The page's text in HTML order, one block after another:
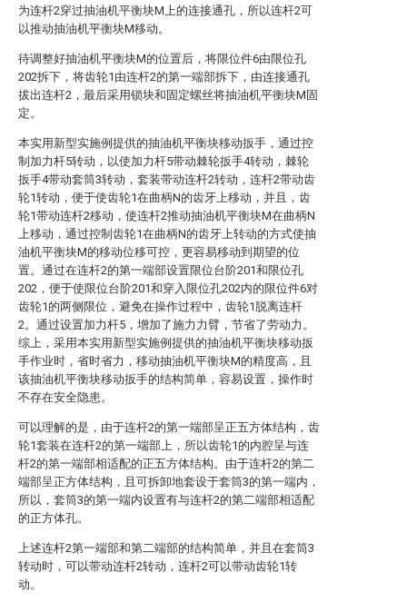
为连杆2穿过抽油机平衡块M上的连接通孔，所以连杆2可
以推动抽油机平衡块M移动。
待调整好抽油机平衡块M的位置后，将限位件6由限位孔
202拆下，将齿轮1由连杆2的第一端部拆下，由连接通孔
拔出连杆2，最后采用锁块和固定螺丝将抽油机平衡块M固
定。
本实用新型实施例提供的抽油机平衡块移动扳手，通过控
制加力杆5转动，以使加力杆5带动棘轮扳手4转动，棘轮
扳手4带动套筒3转动，套装带动连杆2转动，连杆2带动齿
轮1转动，便于使齿轮1在曲柄N的齿牙上移动，并且，齿
轮1带动连杆2移动，使连杆2推动抽油机平衡块M在曲柄N
上移动，通过控制齿轮1在曲柄N的齿牙上转动的方式使抽
油机平衡块M的移动位移可控，更容易移动到期望的位
置。通过在连杆2的第一端部设置限位台阶201和限位孔
202，便于使限位台阶201和穿入限位孔202内的限位件6对
齿轮1的两侧限位，避免在操作过程中，齿轮1脱离连杆
2。通过设置加力杆5，增加了施力力臂，节省了劳动力。
综上，采用本实用新型实施例提供的抽油机平衡块移动扳
手作业时，省时省力，移动抽油机平衡块M的精度高，且
该抽油机平衡块移动扳手的结构简单，容易设置，操作时
不存在安全隐患。
可以理解的是，由于连杆2的第一端部呈正五方体结构，齿
轮1套装在连杆2的第一端部上，所以齿轮1的内腔呈与连
杆2的第一端部相适配的正五方体结构。由于连杆2的第二
端部呈正方体结构，且可拆卸地套设于套筒3的第一端内，
所以，套筒3的第一端内设置有与连杆2的第二端部相适配
的正方体孔。
上述连杆2第一端部和第二端部的结构简单，并且在套筒3
转动时，可以带动连杆2转动，连杆2可以带动齿轮1转
动。